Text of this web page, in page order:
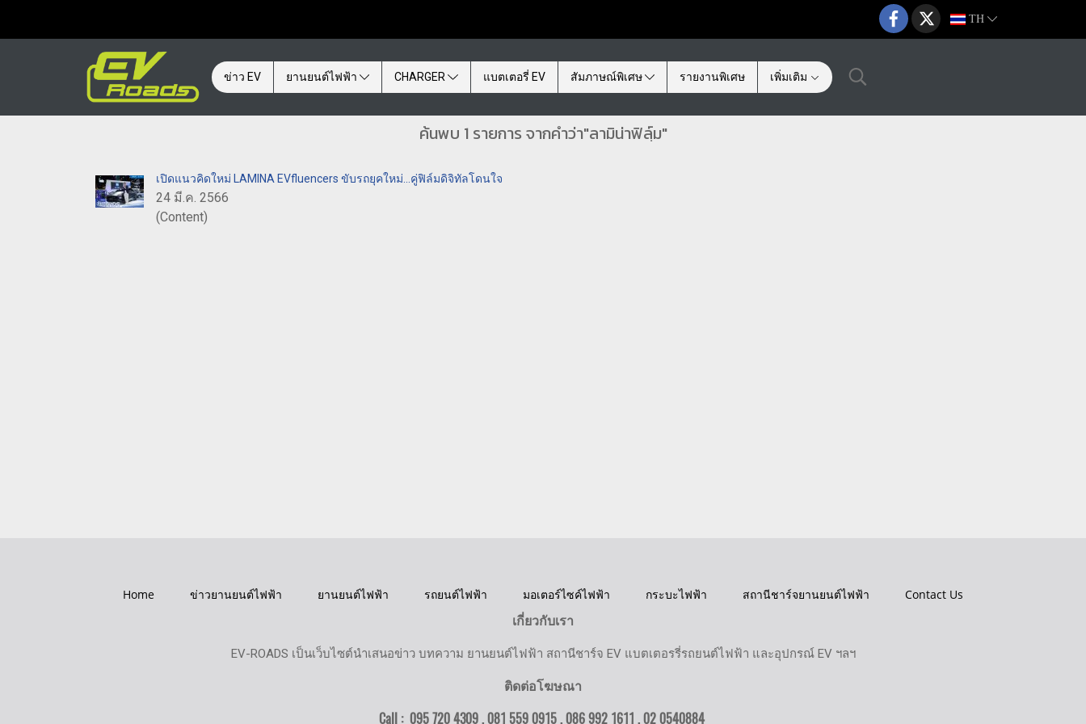
TH
ข่าว EV ยานยนต์ไฟฟ้า CHARGER แบตเตอรี่ EV สัมภาษณ์พิเศษ รายงานพิเศษ เพิ่มเติม
ค้นพบ 1 รายการ จากคำว่า"ลามิน่าฟิลฺ์ม"
เปิดแนวคิดใหม่ LAMINA EVfluencers ขับรถยุคใหม่...คู่ฟิล์มดิจิทัลโดนใจ
24 มี.ค. 2566
(Content)
Home ข่าวยานยนต์ไฟฟ้า ยานยนต์ไฟฟ้า รถยนต์ไฟฟ้า มอเตอร์ไซค์ไฟฟ้า กระบะไฟฟ้า สถานีชาร์จยานยนต์ไฟฟ้า
Contact Us
เกี่ยวกับเรา
EV-ROADS เป็นเว็บไซต์นำเสนอข่าว บทความ ยานยนต์ไฟฟ้า สถานีชาร์จ EV แบตเตอรรี่รถยนต์ไฟฟ้า และอุปกรณ์ EV ฯลฯ
ติดต่อโฆษณา
Call : 095 720 4309 , 081 559 0915 , 086 992 1611 ,02 0540884